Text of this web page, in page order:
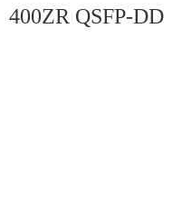
400ZR QSFP-DD